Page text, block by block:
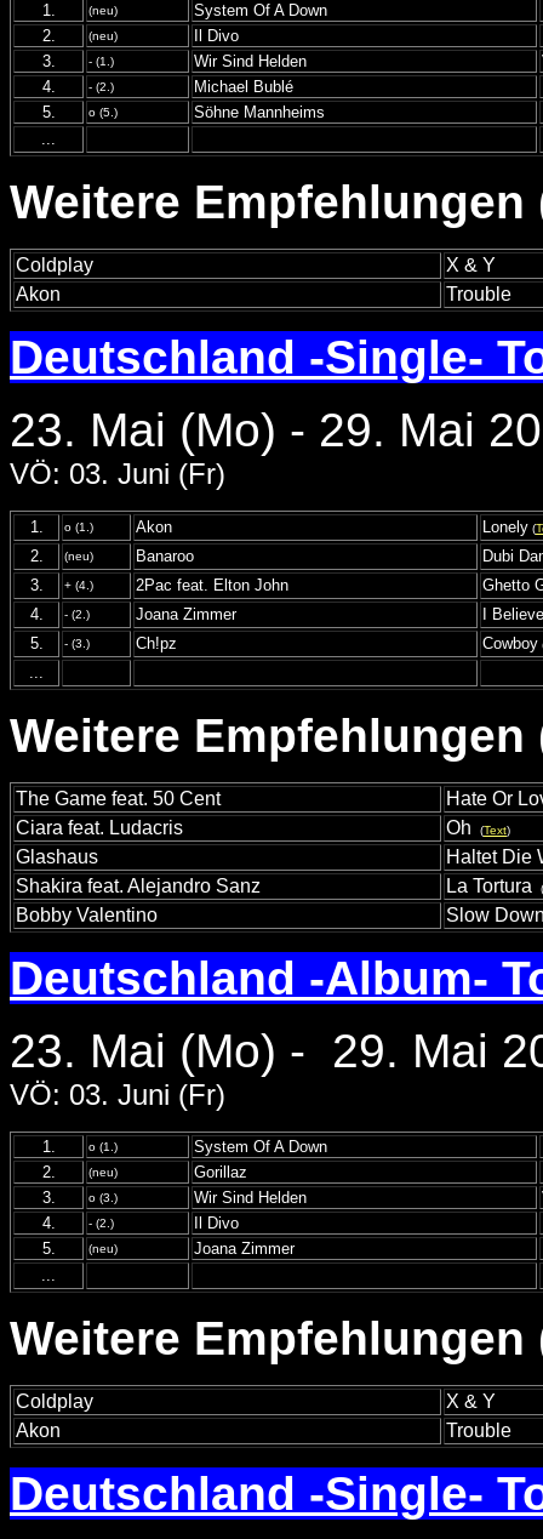
1. (neu) System Of A Down
2.
(neu) Il Divo
3.
- (1.) Wir Sind Helden
4.
- (2.) Michael Bublé
5.
o (5.) Söhne Mannheims
...
Weitere Empfehlungen
Coldplay
X & Y
Akon
Trouble
Deutschland -Single-
23. Mai (Mo) - 29. Mai
VÖ: 03. Juni (Fr)
1. o (1.) Akon Lonely (
2. (neu) Banaroo
Dubi
3.
+ (4.) 2Pac feat. Elton John
Ghetto
4.
- (2.) Joana Zimmer
I Believe
5.
- (3.) Ch!pz Cowboy
...
Weitere Empfehlungen
The Game feat. 50 Cent
Hate Or
Ciara feat. Ludacris
Oh (Text)
Glashaus
Haltet Die
Shakira feat. Alejandro Sanz
La Tortura (
Bobby Valentino Slow
Deutschland -Album-
23. Mai (Mo) - 29. Mai
VÖ: 03. Juni (Fr)
1. o (1.) System Of A Down
2.
(neu) Gorillaz
3.
o (3.) Wir Sind Helden
4.
- (2.) Il Divo
5.
(neu) Joana Zimmer
...
Weitere Empfehlungen
Coldplay
X & Y
Akon
Trouble
Deutschland -Single-